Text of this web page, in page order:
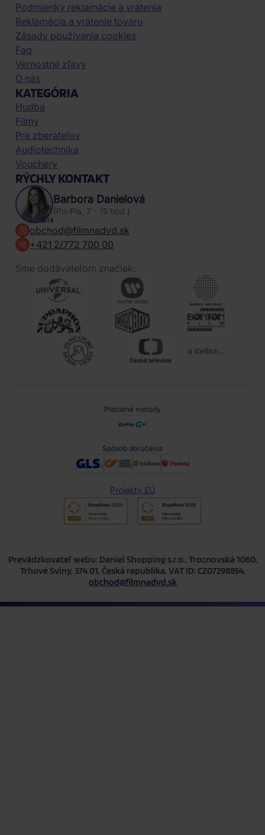
Podmienky reklamácie a vrátenia
Reklamácia a vrátenie tovaru
Zásady používania cookies
Faq
Vernostné zľavy
O nás
KATEGÓRIA
Hudba
Filmy
Pre zberateľov
Audiotechnika
Vouchery
RÝCHLY KONTAKT
Barbora Danielová
(Po-Pia, 7 - 15 hod.)
obchod@filmnadvd.sk
+421 2/772 700 00
Sme dodávateľom značiek:
a ďalších...
Platobné metódy
Spôsob doručenia
Projekty EÚ
Prevádzkovateľ webu: Daniel Shopping s.r.o., Trocnovská 1060,
Trhové Sviny, 374 01, Česká republika, VAT ID: CZ07298854,
obchod@filmnadvd.sk